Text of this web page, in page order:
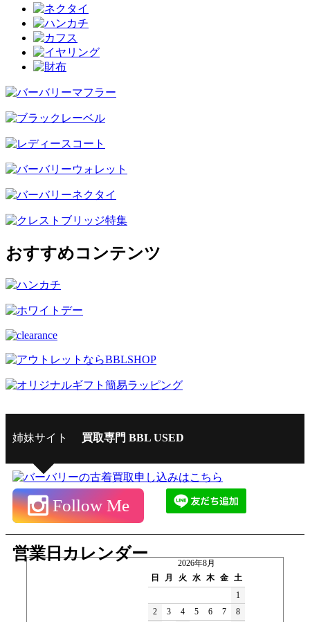
おすすめコンテンツ
姉妹サイト 買取専門 BBL USED
Follow Me
営業日カレンダー
2026年8月
日
月 火 水 木 金 土
1
2
3 4 5 6 7
8